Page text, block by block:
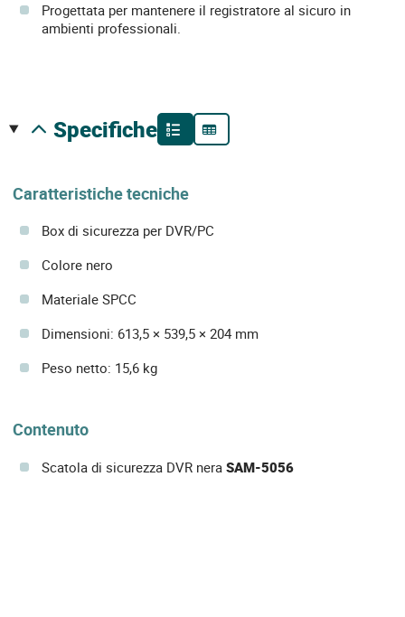
Progettata per mantenere il registratore al sicuro in
ambienti professionali.
specifiche
Caratteristiche tecniche
Box di sicurezza per DVR/PC
Colore nero
Materiale SPCC
Dimensioni: 613,5 × 539,5 × 204 mm
Peso netto: 15,6 kg
Contenuto
Scatola di sicurezza DVR nera SAM-5056